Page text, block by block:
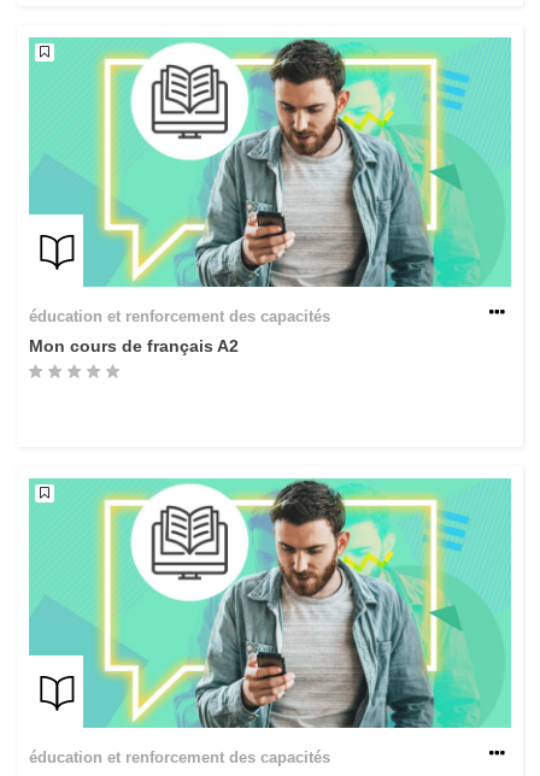
éducation et renforcement des capacités
Mon cours de français A2
éducation et renforcement des capacités